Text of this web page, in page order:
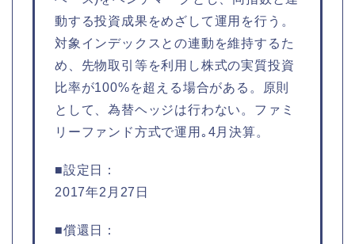
動する投資成果をめざして運用を行う。
対象インデックスとの連動を維持するた
め、先物取引等を利用し株式の実質投資
比率が100%を超える場合がある。原則
として、為替ヘッジは行わない。ファミ
リーファンド方式で運用｡4月決算。
■設定日：
2017年2月27日
■償還日：